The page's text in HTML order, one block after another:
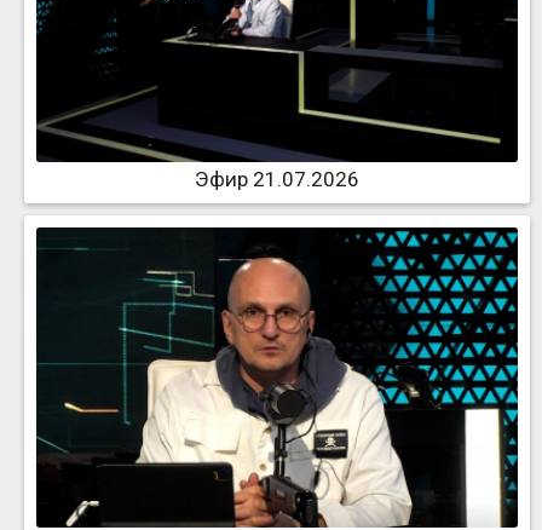
Эфир 21.07.2026